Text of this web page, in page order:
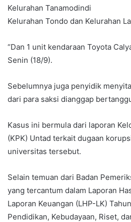
Kelurahan Tanamodindi
Kelurahan Tondo dan Kelurahan
“Dan 1 unit kendaraan Toyota
Senin (18/9).
Sebelumnya juga penyidik
dari para saksi dianggap
Kasus ini bermula dari laporan
(KPK) Untad terkait dugaan
universitas tersebut.
Selain temuan dari Badan
yang tercantum dalam Laporan
Laporan Keuangan (LHP-LK)
Pendidikan, Kebudayaan, Riset,